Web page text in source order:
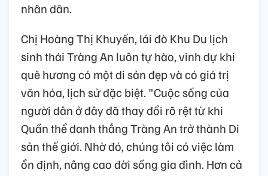
nhân dân.
Chị Hoàng Thị Khuyến, lái đò Khu Du lịch
sinh thái Tràng An luôn tự hào, vinh dự khi
quê hương có một di sản đẹp và có giá trị
văn hóa, lịch sử đặc biệt. "Cuộc sống của
người dân ở đây đã thay đổi rõ rệt từ khi
Quần thể danh thắng Tràng An trở thành Di
sản thế giới. Nhờ đó, chúng tôi có việc làm
ổn định, nâng cao đời sống gia đình. Hơn cả